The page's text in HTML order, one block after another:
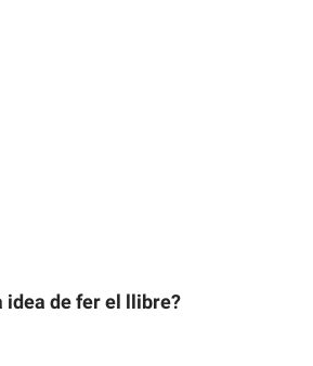
idea de fer el llibre?